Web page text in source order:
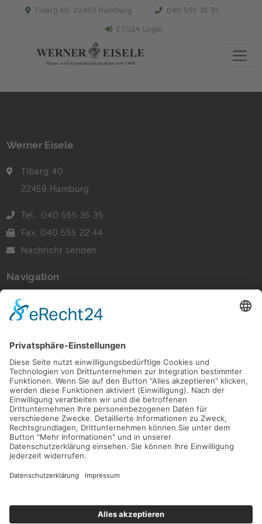
Tibarg 40, 22459 Hamburg
040 555 35 35
ETG24 Login
Werner Eisele
Tibarg 40
22459 Hamburg
Tel.: 040 555 35 35
Fax: 040 555 22 44
Nachricht senden
Navigation
Immobilien
Verwaltung Datenschutz
Vertrag widerrufen